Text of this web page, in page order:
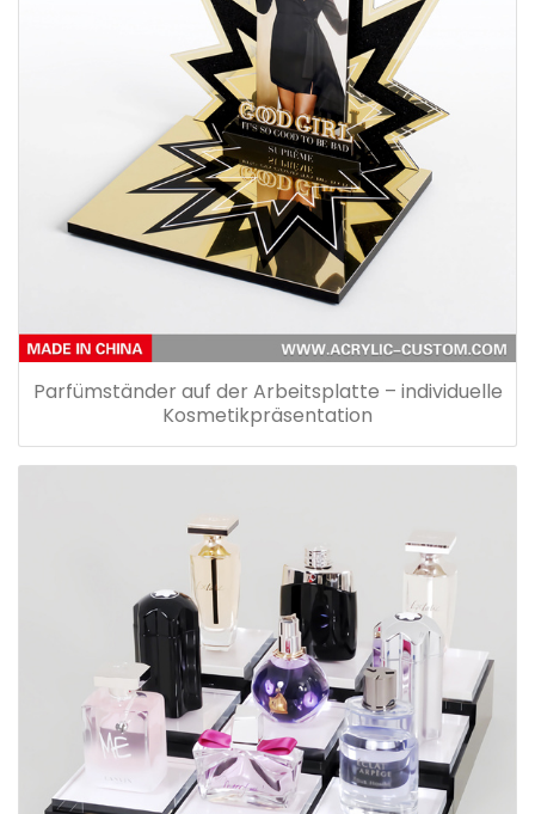
Parfümständer auf der Arbeitsplatte – individuelle
Kosmetikpräsentation